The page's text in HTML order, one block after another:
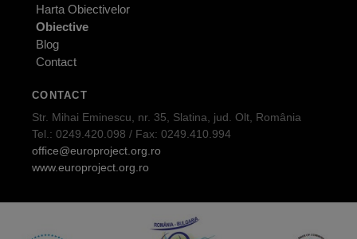
Harta Obiectivelor
Obiective
Blog
Contact
CONTACT
Str. Mihai Eminescu, nr. 35, Slatina, jud. Olt, România
Tel.: 0249.420.098 / Fax: 0249.410.994
office@europroject.org.ro
www.europroject.org.ro